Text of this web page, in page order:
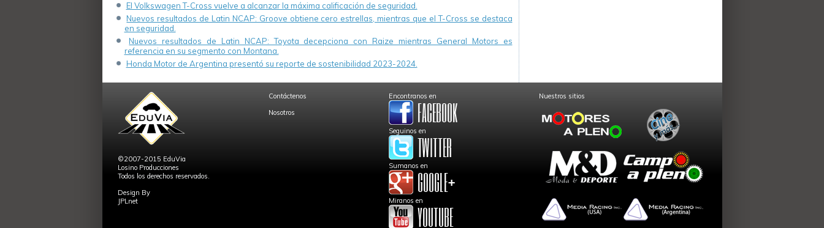
El Volkswagen T-Cross vuelve a alcanzar la máxima calificación de seguridad.
Nuevos resultados de Latin NCAP: Groove obtiene cero estrellas, mientras que el T-Cross se destaca
en seguridad.
Nuevos resultados de Latin NCAP: Toyota decepciona con Raize mientras General Motors es
referencia en su segmento con Montana.
Honda Motor de Argentina presentó su reporte de sostenibilidad 2023-2024.
©2007-2015 EduVia
Losino Producciones
Todos los derechos reservados.
Design By
JPLnet
Contáctenos
Nosotros
Encontranos en
Seguinos en
Sumanos en
Miranos en
Nuestros sitios